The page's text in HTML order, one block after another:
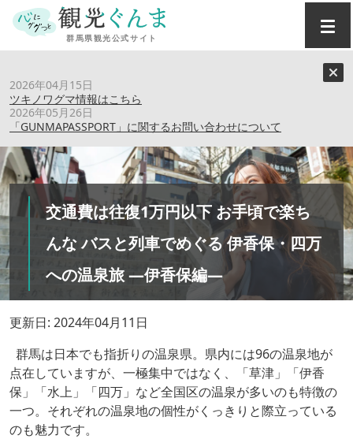
2026年04月15日
ツキノワグマ情報はこちら
2026年05月26日
「GUNMAPASSPORT」に関するお問い合わせについて
交通費は往復1万円以下 お手頃で楽ちんな バスと列車でめ
ぐる 伊香保・四万への温泉旅 ―伊香保編―
交通費は往復1万円以下 お手頃で楽ち
んな バスと列車でめぐる 伊香保・四万
への温泉旅 ―伊香保編―
更新日: 2024年04月11日
群馬は日本でも指折りの温泉県。県内には96の温泉地が
点在していますが、一極集中ではなく、「草津」「伊香
保」「水上」「四万」など全国区の温泉が多いのも特徴の
一つ。それぞれの温泉地の個性がくっきりと際立っている
のも魅力です。